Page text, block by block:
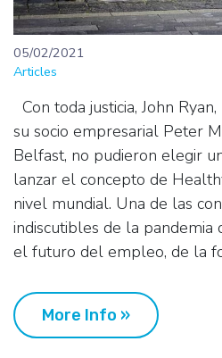
05/02/2021
Articles
Con toda justicia, John
su socio empresarial Peter
Belfast, no pudieron elegir
lanzar el concepto de
nivel mundial. Una de las
indiscutibles de la pandemia
el futuro del empleo, de la
More Info »